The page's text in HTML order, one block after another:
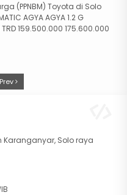
(PPNBM) Toyota di Solo
AGYA AGYA 1.2 G
159.500.000 175.600.000
Prev
Karanganyar, Solo raya